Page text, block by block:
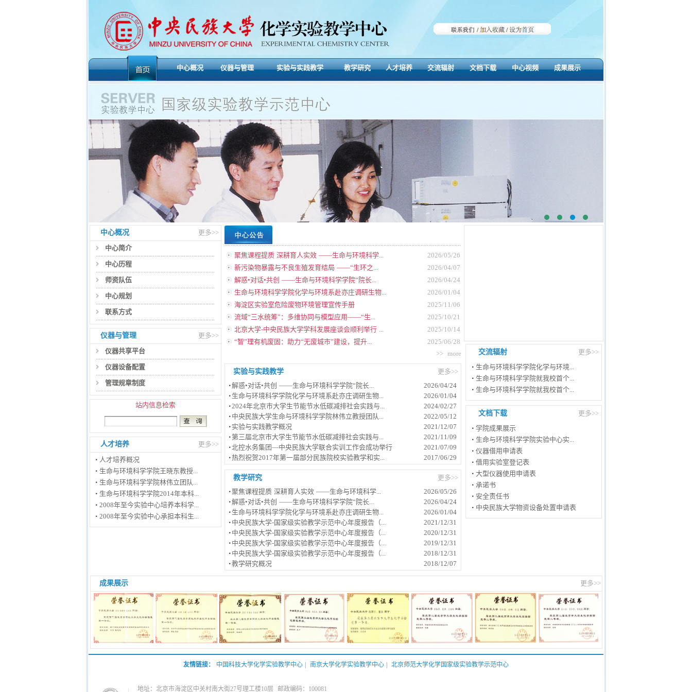
中心概况 仪器与管理 实验与实践教学 教学研究 人才培养 交流辐射 文档下载 中心视频 成果展示
中心概况
更多>>
中心简介
中心历程
师资队伍
中心规划
联系方式
仪器与管理
更多>>
仪器共享平台
仪器设备配置
管理规章制度
站内信息检索
人才培养
更多>>
人才培养概况
生命与环境科学学院王晓东教授...
生命与环境科学学院林伟立团队...
生命与环境科学学院2014年本科...
2008年至今实验中心培养本科学...
2008年至今实验中心承担本科生...
聚焦课程提质 深耕育人实效 ——生命与环境科学...
2026/05/26
新污染物暴露与不良生殖发育结局 ——“生环之...
2026/04/07
解惑•对话•共创 ——生命与环境科学学院“院长...
2026/04/24
生命与环境科学学院化学与环境系赴亦庄调研生物...
2026/01/04
海淀区实验室危险废物环境管理宣传手册
2025/11/06
流域“三水统筹”：多维协同与模型应用——“生...
2025/10/21
北京大学-中央民族大学学科发展座谈会顺利举行 ...
2025/10/14
“智”理有机废固：助力“无废城市”建设，提升...
2025/06/28
>> more
实验与实践教学
更多>>
解惑•对话•共创 ——生命与环境科学学院“院长...
2026/04/24
生命与环境科学学院化学与环境系赴亦庄调研生物...
2026/01/04
2024年北京市大学生节能节水低碳减排社会实践与...
2024/02/27
中央民族大学生命与环境科学学院林伟立教授团队...
2022/05/12
实验与实践教学概况
2021/12/07
第三届北京市大学生节能节水低碳减排社会实践与...
2021/11/09
北控水务集团—中央民族大学联合实训工作会成功举行
2021/07/09
热烈祝贺2017年第一届部分民族院校实验教学和实...
2017/06/29
教学研究
更多>>
聚焦课程提质 深耕育人实效 ——生命与环境科学...
2026/05/26
解惑•对话•共创 ——生命与环境科学学院“院长...
2026/04/24
生命与环境科学学院化学与环境系赴亦庄调研生物...
2026/01/04
中央民族大学-国家级实验教学示范中心年度报告（...
2021/12/31
中央民族大学-国家级实验教学示范中心年度报告（...
2020/12/31
中央民族大学-国家级实验教学示范中心年度报告（...
2019/12/31
中央民族大学-国家级实验教学示范中心年度报告（...
2018/12/31
教学研究概况
2018/12/07
交流辐射
更多>>
生命与环境科学学院化学与环境...
生命与环境科学学院就我校首个...
生命与环境科学学院就我校首个...
文档下载
更多>>
学院成果展示
生命与环境科学学院实验中心实...
仪器借用申请表
借用实验室登记表
大型仪器使用申请表
承诺书
安全责任书
中央民族大学物资设备处置申请表
成果展示 更多>>
友情链接： 中国科技大学化学实验教学中心 南京大学化学实验教学中心 北京师范大学化学国家级实验教学示范中心
地址：北京市海淀区中关村南大街27号理工楼10层 邮政编码：100081